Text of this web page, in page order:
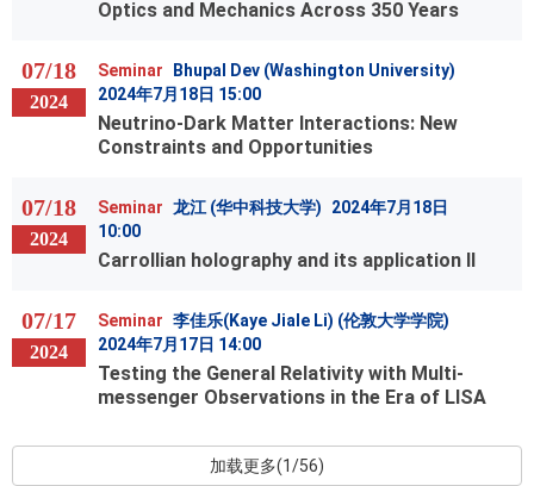
Optics and Mechanics Across 350 Years
07/18
2024
Seminar
Bhupal Dev (Washington University)
2024年7月18日 15:00
Neutrino-Dark Matter Interactions: New
Constraints and Opportunities
07/18
2024
Seminar 龙江 (华中科技大学)
2024年7月18日
10:00
Carrollian holography and its application II
07/17
2024
Seminar 李佳乐(Kaye Jiale Li) (伦敦大学学院)
2024年7月17日 14:00
Testing the General Relativity with Multi-
messenger Observations in the Era of LISA
加载更多(1/56)